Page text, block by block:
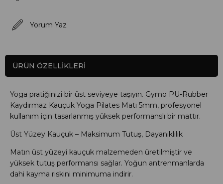
Yorum Yaz
ÜRÜN ÖZELLIKLERI
Yoga pratiğinizi bir üst seviyeye taşıyın. Gymo PU-Rubber
Kaydırmaz Kauçuk Yoga Pilates Matı 5mm, profesyonel
kullanım için tasarlanmış yüksek performanslı bir mattır.
Üst Yüzey Kauçuk – Maksimum Tutuş, Dayanıklılık
Matın üst yüzeyi kauçuk malzemeden üretilmiştir ve
yüksek tutuş performansı sağlar. Yoğun antrenmanlarda
dahi kayma riskini minimuma indirir.